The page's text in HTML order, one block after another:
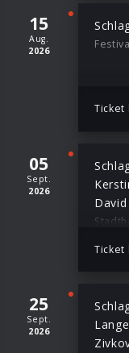
15
Aug.
2026
Ticket
05
Sept.
2026
David
Ticket
25
Sept.
2026